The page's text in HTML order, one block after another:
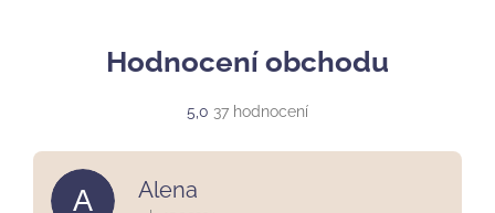
Hodnocení obchodu
5,0 Průměrné
obchodu
37 hodnocení
A Alena